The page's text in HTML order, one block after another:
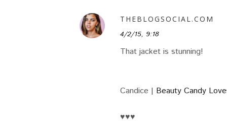
THEBLOGSOCIAL.COM
4/2/15, 9:18
That jacket is stunning!
Candice | Beauty Candy
♥♥♥